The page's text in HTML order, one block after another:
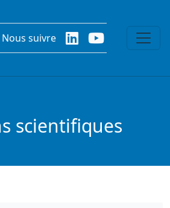
Nous suivre
scientifiques